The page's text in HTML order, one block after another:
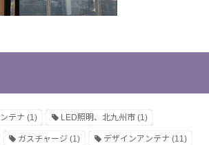
テナ(1) LED照明、北九州市(1)
ガスチャージ (1) デザインアンテナ(11)